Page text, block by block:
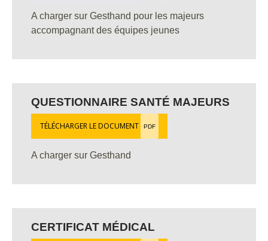
A charger sur Gesthand pour les majeurs
accompagnant des équipes jeunes
QUESTIONNAIRE SANTÉ MAJEURS
TÉLÉCHARGER LE DOCUMENT PDF
A charger sur Gesthand
CERTIFICAT MÉDICAL